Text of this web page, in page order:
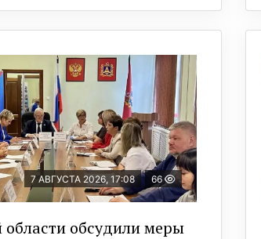
7 АВГУСТА 2026, 17:08 66
области обсудили меры